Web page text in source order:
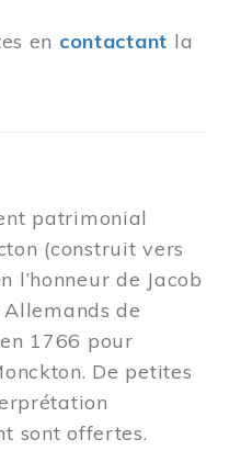
en contactant la
patrimonial
(construit vers
l’honneur de Jacob
Allemands de
1766 pour
De petites
sont offertes.